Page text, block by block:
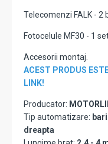
Telecomenzi FALK - 2
Fotocelule MF30 - 1
Accesorii montaj.
ACEST PRODUS
LINK!
Producator:
Tip automatizare:
dreapta